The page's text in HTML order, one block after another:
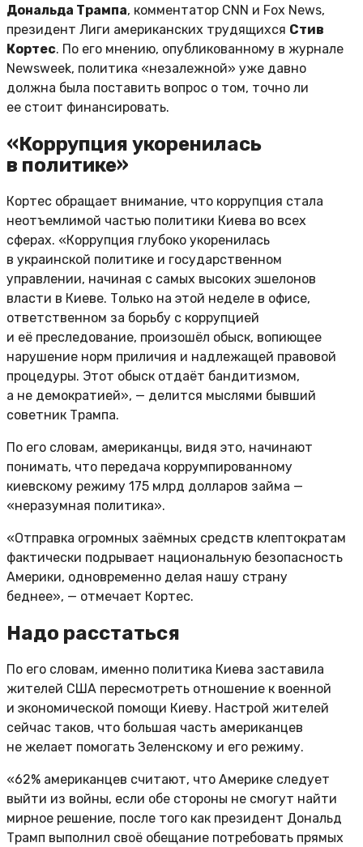
Дональда Трампа, комментатор CNN и Fox News,
президент Лиги американских трудящихся Стив
Кортес. По его мнению, опубликованному в журнале
Newsweek, политика «незалежной» уже давно
должна была поставить вопрос о том, точно ли
ее стоит финансировать.
«Коррупция укоренилась
в политике»
Кортес обращает внимание, что коррупция стала
неотъемлимой частью политики Киева во всех
сферах. «Коррупция глубоко укоренилась
в украинской политике и государственном
управлении, начиная с самых высоких эшелонов
власти в Киеве. Только на этой неделе в офисе,
ответственном за борьбу с коррупцией
и её преследование, произошёл обыск, вопиющее
нарушение норм приличия и надлежащей правовой
процедуры. Этот обыск отдаёт бандитизмом,
а не демократией», — делится мыслями бывший
советник Трампа.
По его словам, американцы, видя это, начинают
понимать, что передача коррумпированному
киевскому режиму 175 млрд долларов займа —
«неразумная политика».
«Отправка огромных заёмных средств клептократам
фактически подрывает национальную безопасность
Америки, одновременно делая нашу страну
беднее», — отмечает Кортес.
Надо расстаться
По его словам, именно политика Киева заставила
жителей США пересмотреть отношение к военной
и экономической помощи Киеву. Настрой жителей
сейчас таков, что большая часть американцев
не желает помогать Зеленскому и его режиму.
«62% американцев считают, что Америке следует
выйти из войны, если обе стороны не смогут найти
мирное решение, после того как президент Дональд
Трамп выполнил своё обещание потребовать прямых